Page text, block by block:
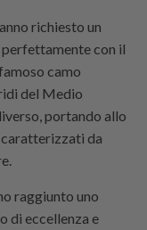
richiesto un
con il
camo
del Medio
portando allo
da
raggiunto uno
di eccellenza e